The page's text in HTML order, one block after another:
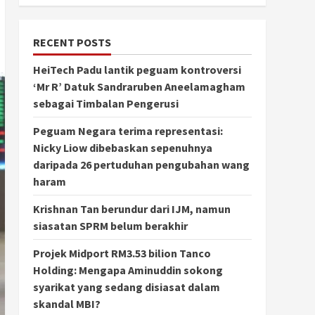
RECENT POSTS
HeiTech Padu lantik peguam kontroversi
‘Mr R’ Datuk Sandraruben Aneelamagham
sebagai Timbalan Pengerusi
Peguam Negara terima representasi:
Nicky Liow dibebaskan sepenuhnya
daripada 26 pertuduhan pengubahan wang
haram
Krishnan Tan berundur dari IJM, namun
siasatan SPRM belum berakhir
Projek Midport RM3.53 bilion Tanco
Holding: Mengapa Aminuddin sokong
syarikat yang sedang disiasat dalam
skandal MBI?